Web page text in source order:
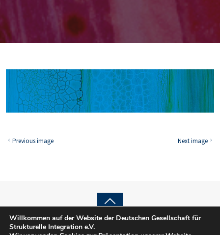
Previous image Next image
© 2025 DGSI e.V.
Back
Willkommen auf der Website der Deutschen Gesellschaft für
Strukturelle Integration e.V.